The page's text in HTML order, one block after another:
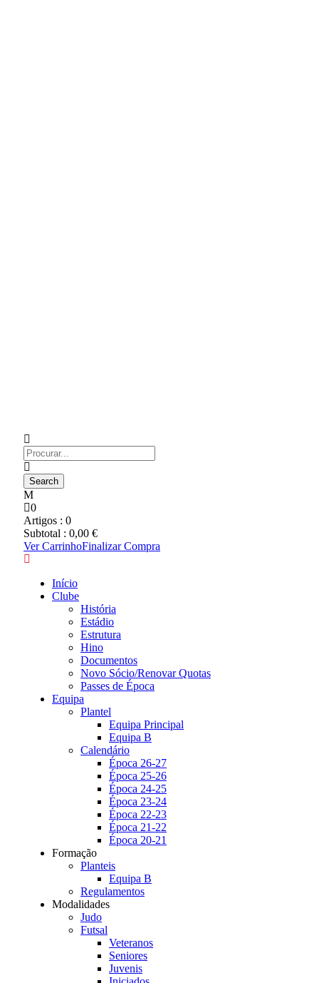
0
Artigos : 0
Subtotal : 0,00 €
Ver CarrinhoFinalizar Compra
Início
Clube
História
Estádio
Estrutura
Hino
Documentos
Novo Sócio/Renovar Quotas
Passes de Época
Equipa
Plantel
Equipa Principal
Equipa B
Calendário
Época 26-27
Época 25-26
Época 24-25
Época 23-24
Época 22-23
Época 21-22
Época 20-21
Formação
Planteis
Equipa B
Regulamentos
Modalidades
Judo
Futsal
Veteranos
Seniores
Juvenis